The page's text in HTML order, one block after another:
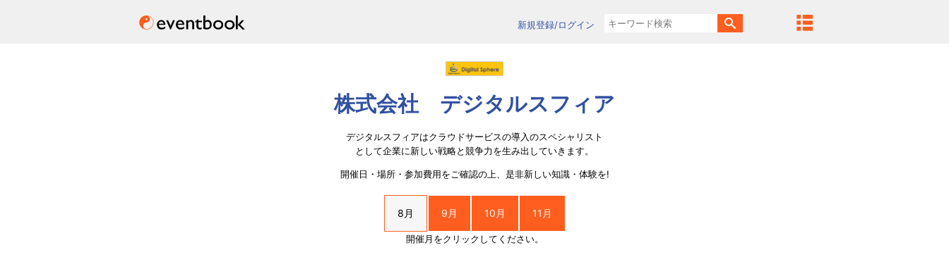
新規登録/ログイン
株式会社 デジタルスフィア
デジタルスフィアはクラウドサービスの導入のスペシャリスト
として企業に新しい戦略と競争力を生み出していきます。
開催日・場所・参加費用をご確認の上、是非新しい知識・体験を!
8月 9月 10月 11月
開催月をクリックしてください。